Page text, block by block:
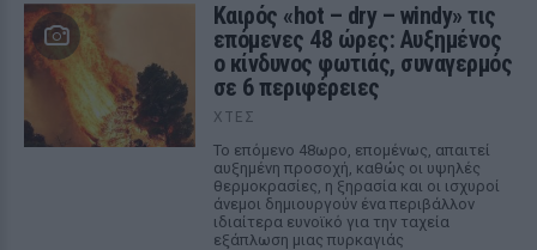
Καιρός «hot – dry – windy» τις
επόμενες 48 ώρες: Αυξημένος
ο κίνδυνος φωτιάς, συναγερμός
σε 6 περιφέρειες
ΧΤΕΣ
Το επόμενο 48ωρο, επομένως, απαιτεί
αυξημένη προσοχή, καθώς οι υψηλές
θερμοκρασίες, η ξηρασία και οι ισχυροί
άνεμοι δημιουργούν ένα περιβάλλον
ιδιαίτερα ευνοϊκό για την ταχεία
εξάπλωση μιας πυρκαγιάς